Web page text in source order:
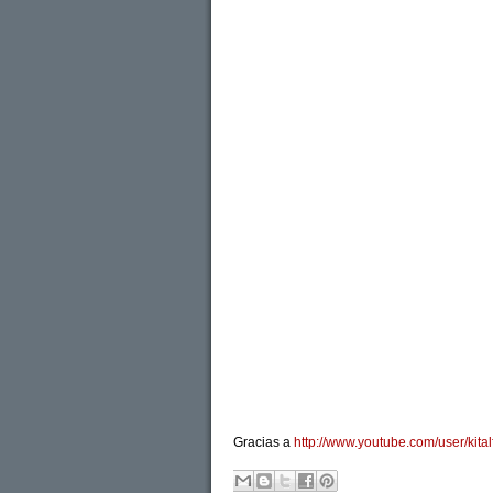
Gracias a http://www.youtube.com/user/